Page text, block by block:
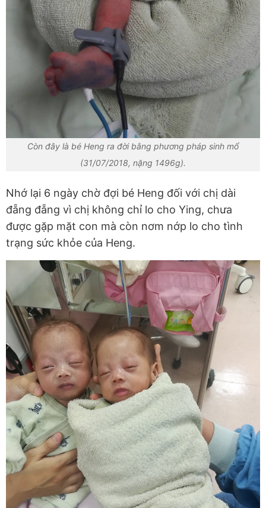
Còn đây là bé Heng ra đời bằng phương pháp sinh mổ
(31/07/2018, nặng 1496g).
Nhớ lại 6 ngày chờ đợi bé Heng đối với chị dài
đẵng đẵng vì chị không chỉ lo cho Ying, chưa
được gặp mặt con mà còn nơm nớp lo cho tình
trạng sức khỏe của Heng.